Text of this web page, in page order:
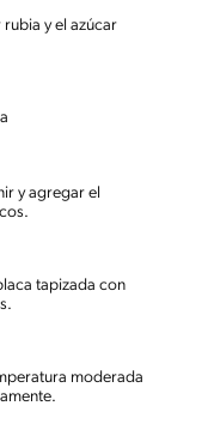
y el azúcar
y agregar el
tapizada con
moderada